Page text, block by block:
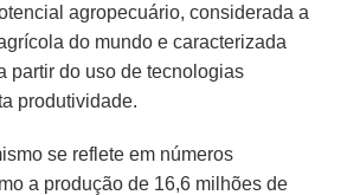
agropecuário, considerada a
do mundo e caracterizada
partir do uso de tecnologias
produtividade.
se reflete em números
a produção de 16,6 milhões de